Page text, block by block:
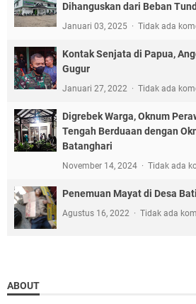
Dihanguskan dari Beban
Januari 03, 2025 Tidak ada
Kontak Senjata di Papua,
Gugur
Januari 27, 2022 Tidak ada
Digrebek Warga, Oknum
Tengah Berduaan dengan
Batanghari
November 14, 2024 Tidak ada
Penemuan Mayat di Desa
Agustus 16, 2022 Tidak ada
ABOUT